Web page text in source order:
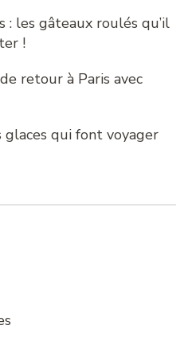
: les gâteaux roulés qu’il
!
retour à Paris avec
glaces qui font voyager